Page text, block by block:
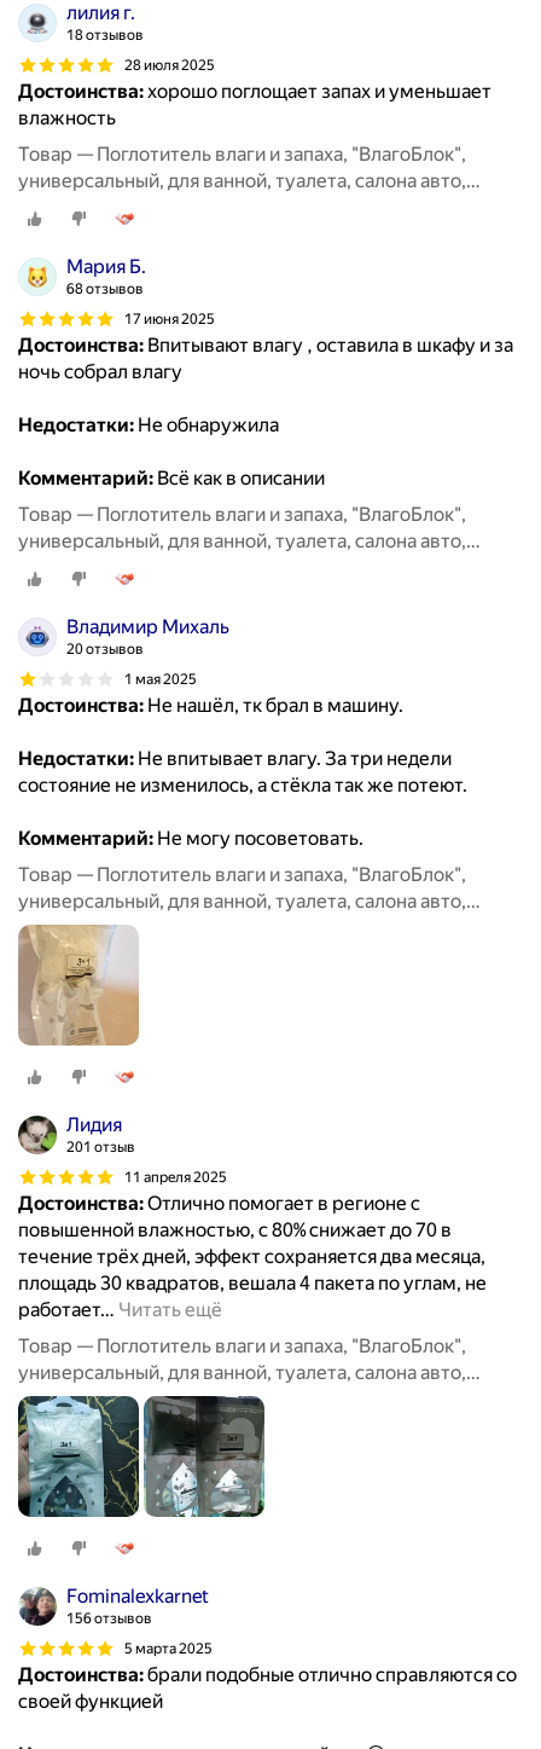
лилия г.
18 отзывов
28 июля 2025
Достоинства:хорошо поглощает запах и уменьшает
влажность
Товар — Поглотитель влаги и запаха, "ВлагоБлок",
универсальный, для ванной, туалета, салона авто,
набор 3 штуки
Мария Б.
68 отзывов
17 июня 2025
Достоинства: Впитывают влагу , оставила в шкафу и за
ночь собрал влагу
Недостатки: Не обнаружила
Комментарий: Всё как в описании
Товар — Поглотитель влаги и запаха, "ВлагоБлок",
универсальный, для ванной, туалета, салона авто,
набор 6 штук
Владимир Михаль
20 отзывов
1 мая 2025
Достоинства: Не нашёл, тк брал в машину.
Недостатки: Не впитывает влагу. За три недели
состояние не изменилось, а стёкла так же потеют.
Комментарий: Не могу посоветовать.
Товар — Поглотитель влаги и запаха, "ВлагоБлок",
универсальный, для ванной, туалета, салона авто,
набор 6 штук
Лидия
201 отзыв
11 апреля 2025
Достоинства:Отлично помогает в регионе с
повышенной влажностью, с 80% снижает до 70 в
течение трёх дней, эффект сохраняется два месяца,
площадь 30 квадратов, вешала 4 пакета по углам, не
работает… Читать ещё
Товар — Поглотитель влаги и запаха, "ВлагоБлок",
универсальный, для ванной, туалета, салона авто,
набор 6 штук
Fominalexkarnet
156 отзывов
5 марта 2025
Достоинства:брали подобные отлично справляются со
своей функцией